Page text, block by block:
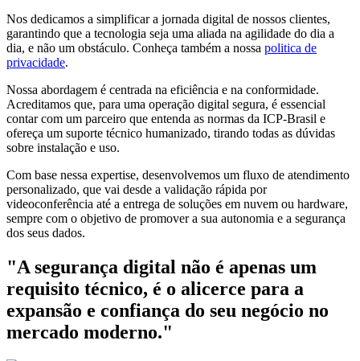
Nos dedicamos a simplificar a jornada digital de nossos clientes,
garantindo que a tecnologia seja uma aliada na agilidade do dia a
dia, e não um obstáculo. Conheça também a nossa politica de
privacidade.
Nossa abordagem é centrada na eficiência e na conformidade.
Acreditamos que, para uma operação digital segura, é essencial
contar com um parceiro que entenda as normas da ICP-Brasil e
ofereça um suporte técnico humanizado, tirando todas as dúvidas
sobre instalação e uso.
Com base nessa expertise, desenvolvemos um fluxo de atendimento
personalizado, que vai desde a validação rápida por
videoconferência até a entrega de soluções em nuvem ou hardware,
sempre com o objetivo de promover a sua autonomia e a segurança
dos seus dados.
"A segurança digital não é apenas um
requisito técnico, é o alicerce para a
expansão e confiança do seu negócio no
mercado moderno."